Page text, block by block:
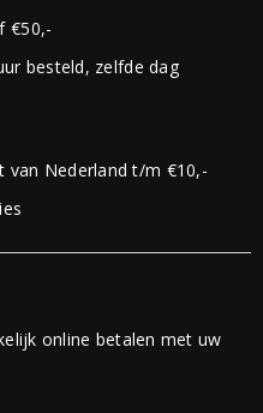
€50,-
besteld, zelfde dag
van Nederland t/m €10,-
online betalen met uw